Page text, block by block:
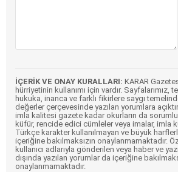
İÇERİK VE ONAY KURALLARI: KARAR
hürriyetinin kullanımı için vardır. Sayfalarımız,
hukuka, inanca ve farklı fikirlere saygı
değerler çerçevesinde yazılan yorumlara
imla kalitesi gazete kadar okurların da
küfür, rencide edici cümleler veya imalar, imla
Türkçe karakter kullanılmayan ve büyük
içeriğine bakılmaksızın onaylanmamaktadır.
kullanıcı adlarıyla gönderilen veya haber ve
dışında yazılan yorumlar da içeriğine
onaylanmamaktadır.